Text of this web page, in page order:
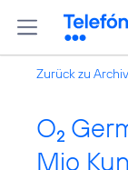
Zurück zu
O2
Mio